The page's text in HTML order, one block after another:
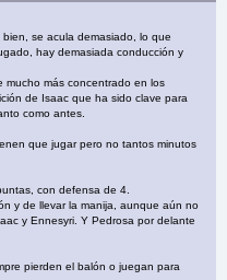
se acula demasiado, lo que
hay demasiada conducción y
mucho más concentrado en los
de Isaac que ha sido clave para
como antes.
que jugar pero no tantos minutos
con defensa de 4.
y de llevar la manija, aunque aún no
y Ennesyri. Y Pedrosa por delante
pierden el balón o juegan para